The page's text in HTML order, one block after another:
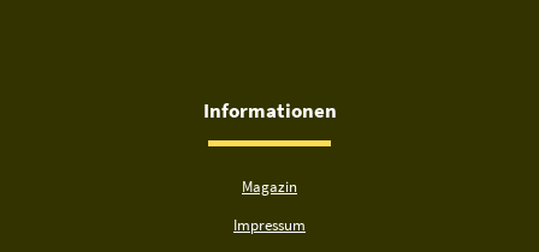
Informationen
Magazin
Impressum